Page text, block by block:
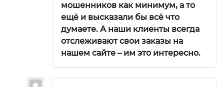
мошенников как минимум, а то
ещё и высказали бы всё что
думаете. А наши клиенты всегда
отслеживают свои заказы на
нашем сайте – им это интересно.